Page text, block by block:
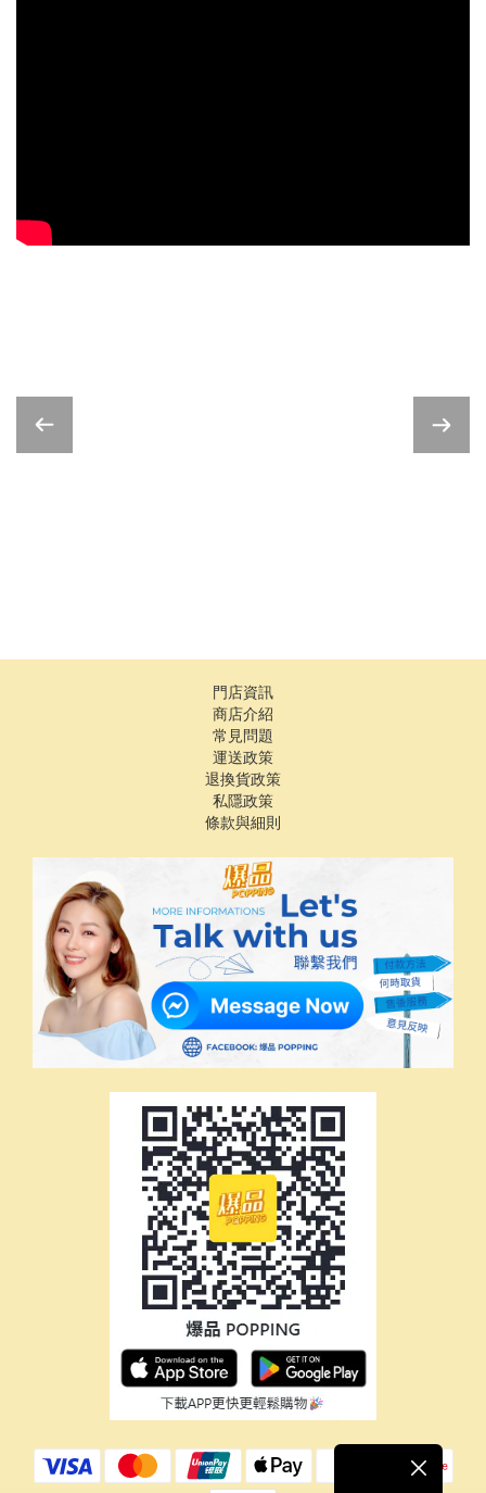
門店資訊
商店介紹
常見問題
運送政策
退換貨政策
私隱政策
條款與細則